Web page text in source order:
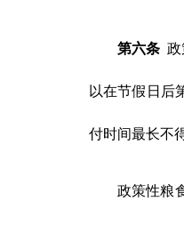
第六条 政
以在节假日后
付时间最长不
政策性粮